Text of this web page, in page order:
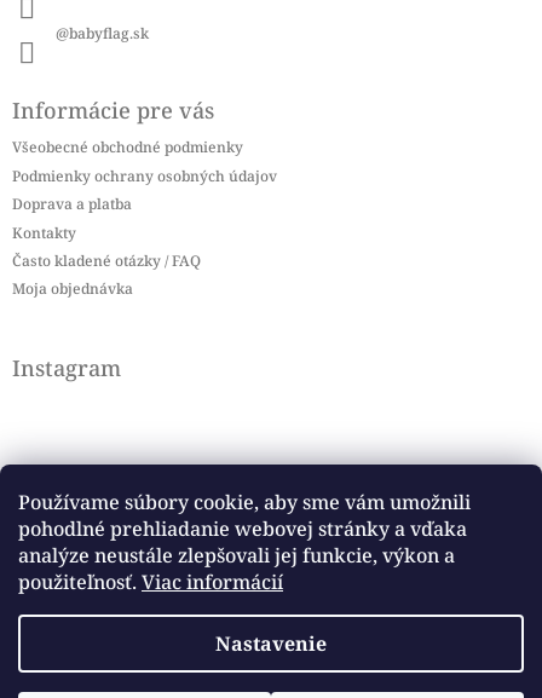
Používame súbory cookie, aby sme vám umožnili
pohodlné prehliadanie webovej stránky a vďaka
analýze neustále zlepšovali jej funkcie, výkon a
použiteľnosť. Viac informácií
Nastavenie
@babyflag.sk
Informácie pre vás
Všeobecné obchodné podmienky
Podmienky ochrany osobných údajov
Doprava a platba
Kontakty
Často kladené otázky / FAQ
Moja objednávka
Instagram
Sledovať na Instagrame
Facebook